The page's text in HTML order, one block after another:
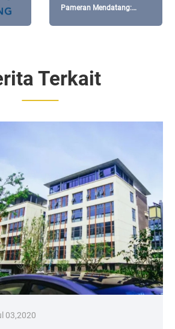
Pameran Mendatang:
Terkait